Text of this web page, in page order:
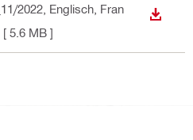
2022 , Englisch, Fran
[ 5.6 MB ]